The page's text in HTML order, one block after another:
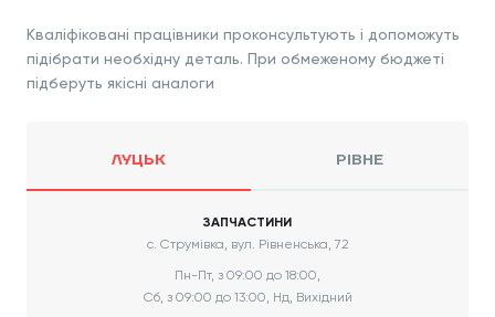
Кваліфіковані працівники проконсультують і допоможуть
підібрати необхідну деталь. При обмеженому бюджеті
підберуть якісні аналоги
ЛУЦЬК РІВНЕ
ЗАПЧАСТИНИ
с. Струмівка, вул. Рівненська, 72
Пн-Пт, з 09:00 до 18:00,
Сб, з 09:00 до 13:00, Нд, Вихідний